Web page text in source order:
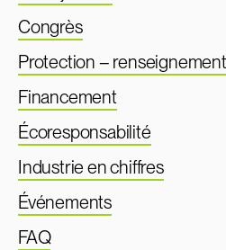
Congrès
Protection –
Financement
Écoresponsabilité
Industrie en chiffres
Événements
FAQ